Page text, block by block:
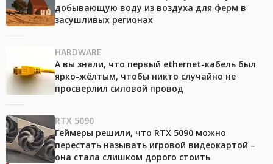
добывающую воду из воздуха для ферм в
засушливых регионах
HARDWARE
А вы знали, что первый ethernet-кабель был
ярко-жёлтым, чтобы никто случайно не
просверлил силовой провод
RTX 5090
Геймеры решили, что RTX 5090 можно
перестать называть игровой видеокартой –
она стала слишком дорого стоить